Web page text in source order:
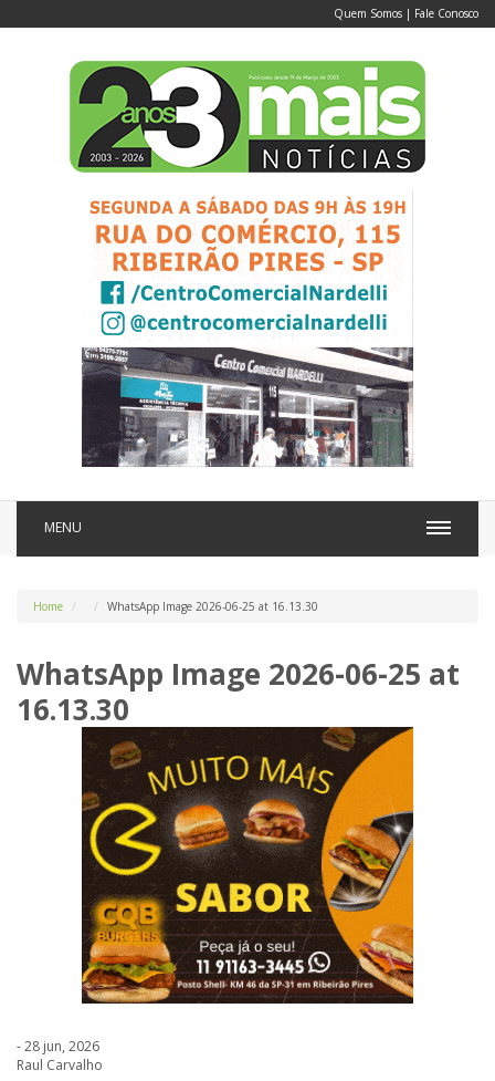
Quem Somos | Fale Conosco
MENU
Home WhatsApp Image 2026-06-25 at 16.13.30
WhatsApp Image 2026-06-25 at
16.13.30
- 28 jun, 2026
Raul Carvalho